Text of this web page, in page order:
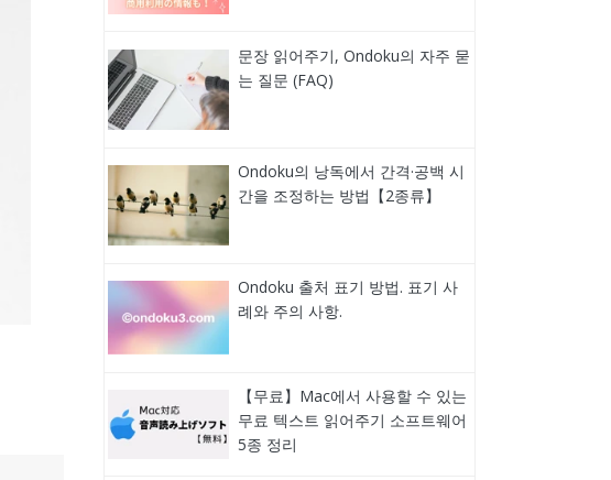
문장 읽어주기, Ondoku의 자주 묻
는 질문 (FAQ)
Ondoku의 낭독에서 간격·공백 시
간을 조정하는 방법【2종류】
Ondoku 출처 표기 방법. 표기 사
례와 주의 사항.
【무료】Mac에서 사용할 수 있는
무료 텍스트 읽어주기 소프트웨어
5종 정리